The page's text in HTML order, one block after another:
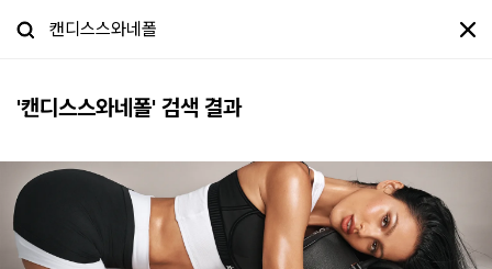
'캔디스스와네폴' 검색 결과